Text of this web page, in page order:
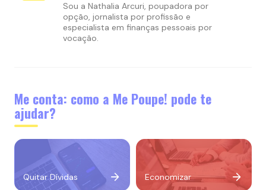
Sou a Nathalia Arcuri, poupadora por
opção, jornalista por profissão e
especialista em finanças pessoais por
vocação.
Me conta: como a Me Poupe! pode te
ajudar?
Quitar Dívidas Economizar